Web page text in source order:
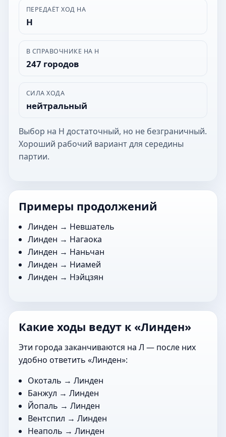
ПЕРЕДАЁТ ХОД НА
Н
В СПРАВОЧНИКЕ НА Н
247 городов
СИЛА ХОДА
нейтральный
Выбор на Н достаточный, но не безграничный.
Хороший рабочий вариант для середины
партии.
Примеры продолжений
Линден → Невшатель
Линден → Нагаока
Линден → Наньчан
Линден → Ниамей
Линден → Нэйцзян
Какие ходы ведут к «Линден»
Эти города заканчиваются на Л — после них
удобно ответить «Линден»:
Окоталь → Линден
Банжул → Линден
Йопаль → Линден
Вентспил → Линден
Неаполь → Линден